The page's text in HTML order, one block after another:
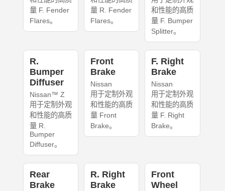
量 F. Fender
Flares。
量 R. Fender
Flares。
和性能的高质
量 F. Bumper
Splitter。
R.
Bumper
Diffuser
Nissan™ Z
用于定制外观
和性能的高质
量 R.
Bumper
Diffuser。
Front
Brake
Nissan
用于定制外观
和性能的高质
量 Front
Brake。
F. Right
Brake
Nissan
用于定制外观
和性能的高质
量 F. Right
Brake。
Rear
Brake
R. Right
Brake
Front
Wheel